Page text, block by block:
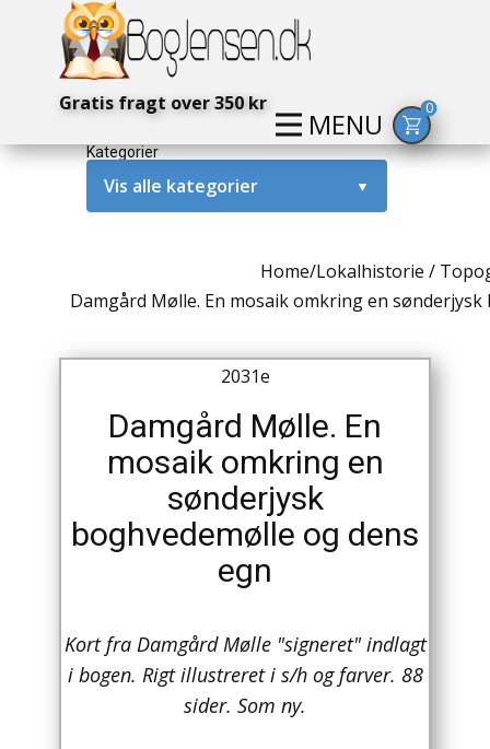
MENU
Gratis fragt over 350 kr 0
Kategorier
Vis alle kategorier ▼
Antikke / Specielle Bøger
Antikviteter
Arkitektur
Biografier / Erindringer
Home/Lokalhistorie /
Damgård Mølle. En mosaik omkring en
2031e
Damgård Mølle. En
mosaik omkring en
sønderjysk
boghvedemølle og dens
egn
Kort fra Damgård Mølle "signeret" indlagt
i bogen. Rigt illustreret i s/h og farver. 88
sider. Som ny.